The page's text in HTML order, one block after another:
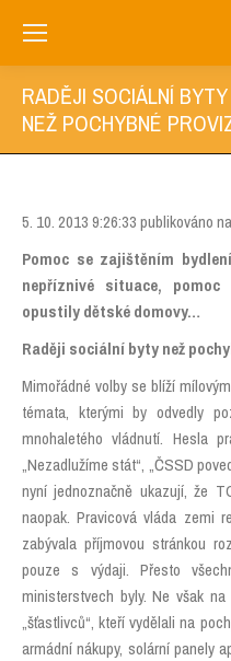
RADĚJI SOCIÁLNÍ BYTY
NEŽ POCHYBNÉ
5. 10. 2013 9:26:33 publikováno
Pomoc se zajištěním
nepříznivé situace,
opustily dětské domovy…
Raději sociální byty než
Mimořádné volby se blíží
témata, kterými by odvedly
mnohaletého vládnutí. Hesla
„Nezadlužíme stát“, „ČSSD
nyní jednoznačně ukazují, že
naopak. Pravicová vláda zemi
zabývala příjmovou stránkou
pouze s výdaji. Přesto
ministerstvech byly. Ne však
„šťastlivců“, kteří vydělali na
armádní nákupy, solární panely